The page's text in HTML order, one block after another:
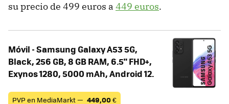
su precio de 499 euros a 449 euros.
Móvil - Samsung Galaxy A53 5G,
Black, 256 GB, 8 GB RAM, 6.5" FHD+,
Exynos 1280, 5000 mAh, Android 12.
PVP en MediaMarkt — 449,00€